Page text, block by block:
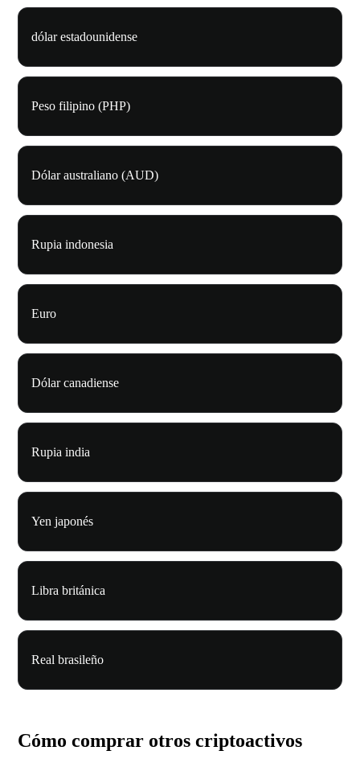
dólar estadounidense
Peso filipino (PHP)
Dólar australiano (AUD)
Rupia indonesia
Euro
Dólar canadiense
Rupia india
Yen japonés
Libra británica
Real brasileño
Cómo comprar otros criptoactivos